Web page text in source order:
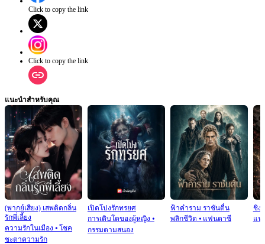
เนธานได้สั่นสะเทือนโลกในฐานะ "ไซเฟอร์" อัจฉริยะไอทีระดับโลก พร้อมเดินหน้าทวง
คืนอดีตที่ถูกขโมยไปและเช็คบิลคนทรยศให้สิ้นซาก
Click to copy the link
Click to copy the link
แนะนำสำหรับคุณ
(พากย์เสียง) เสพติดกลิ่น
รักพี่เลี้ยง
ความรักในเมือง ⦁ โชค
ชะตาความรัก
เปิดโปงรักทรยศ
การเติบโตของผู้หญิง ⦁
กรรมตามสนอง
ฟ้าคำราม ราชันตื่น
พลิกชีวิต ⦁ แฟนตาซี
ชิง
แฟ